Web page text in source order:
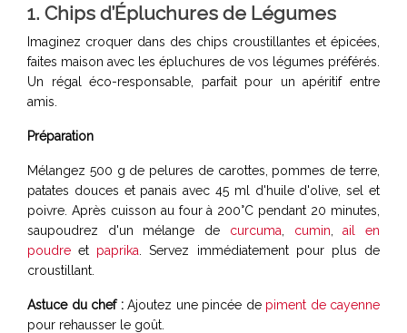
1. Chips d’Épluchures de Légumes
Imaginez croquer dans des chips croustillantes et épicées,
faites maison avec les épluchures de vos légumes préférés.
Un régal éco-responsable, parfait pour un apéritif entre
amis.
Préparation
Mélangez 500 g de pelures de carottes, pommes de terre,
patates douces et panais avec 45 ml d'huile d'olive, sel et
poivre. Après cuisson au four à 200°C pendant 20 minutes,
saupoudrez d'un mélange de curcuma cumin ,ail en
poudre et paprika . Servez immédiatement pour plus de
croustillant.
Astuce du chef :Ajoutez une pincée de piment de cayenne
pour rehausser le goût.